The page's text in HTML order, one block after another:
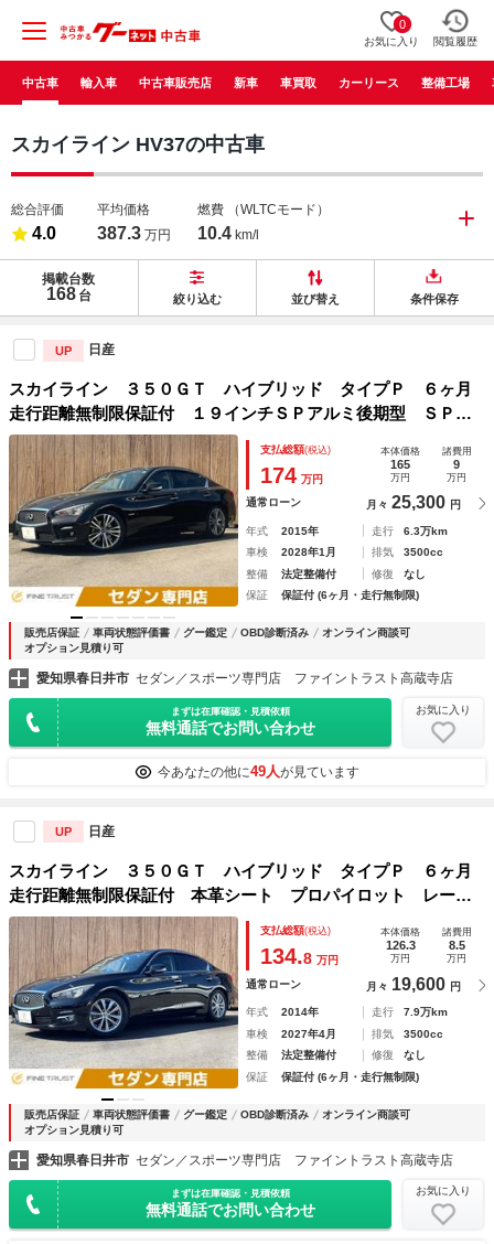
0
お気に入り 閲覧履歴
中古車 輸入車 中古車販売店 新車 車買取 カーリース 整備工場
スカイライン HV37の中古車
総合評価
4.0
平均価格
387.3 万円
燃費 （WLTCモード）
10.4 km/l
掲載台数
168 台 絞り込む 並び替え 条件保存
UP 日産
スカイライン ３５０ＧＴ ハイブリッド タイプＰ ６ヶ月
走行距離無制限保証付 １９インチＳＰアルミ後期型 ＳＰバ
ンパー 純正ＳＤナビ フルセグ 全方位カメラ ＥＴＣ 本
革シート スマートキー レーダークルーズ 衝突軽減ブレー
キ ＢＳＭ
支払総額(税込)
174 万円
本体価格
165
万円
諸費用
9
万円
通常ローン 月々 25,300 円
年式 2015年 走行
6.3万km
車検
2028年1月 排気
3500cc
整備
法定整備付 修復
なし
保証
保証付 (6ヶ月・走行無制限)
販売店保証 車両状態評価書 グー鑑定 OBD診断済み
オンライン商談可
オプション見積り可
愛知県春日井市 セダン／スポーツ専門店 ファイントラスト高蔵寺店
まずは在庫確認・見積依頼
無料通話でお問い合わせ
お気に入り
今あなたの他に49人が見ています
UP 日産
スカイライン ３５０ＧＴ ハイブリッド タイプＰ ６ヶ月
走行距離無制限保証付 本革シート プロパイロット レーダ
ークルーズコントロール 純正ＳＤナビ バックカメラ フル
セグＴＶ Ｂｌｕｅｔｏｏｔｈ ＬＥＤヘッドライト シート
ヒーター パワーシート
支払総額(税込)
134.8 万円
本体価格
126.3
万円
諸費用
8.5
万円
通常ローン 月々 19,600 円
年式 2014年 走行
7.9万km
車検
2027年4月 排気
3500cc
整備
法定整備付 修復
なし
保証
保証付 (6ヶ月・走行無制限)
販売店保証 車両状態評価書 グー鑑定 OBD診断済み
オンライン商談可
オプション見積り可
愛知県春日井市 セダン／スポーツ専門店 ファイントラスト高蔵寺店
まずは在庫確認・見積依頼
無料通話でお問い合わせ
お気に入り